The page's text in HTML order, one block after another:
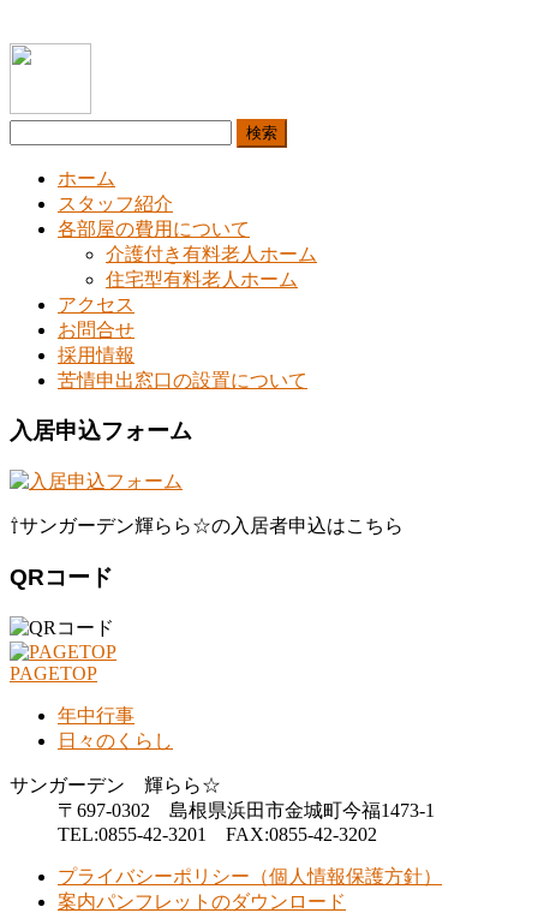
ホーム
スタッフ紹介
各部屋の費用について
介護付き有料老人ホーム
住宅型有料老人ホーム
アクセス
お問合せ
採用情報
苦情申出窓口の設置について
入居申込フォーム
⇧サンガーデン輝らら☆の入居者申込はこちら
QRコード
PAGETOP
年中行事
日々のくらし
サンガーデン 輝らら☆
〒697-0302 島根県浜田市金城町今福1473-1
TEL:0855-42-3201 FAX:0855-42-3202
プライバシーポリシー（個人情報保護方針）
案内パンフレットのダウンロード